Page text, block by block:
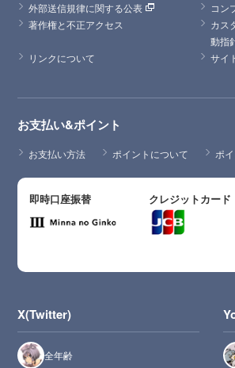
外部送信規律に関する公表
コン
著作権と不正アクセス
カス
動指
リンクについて
サイ
お支払い&ポイント
お支払い方法 ポイントについて ポ
即時口座振替 クレジットカード
X(Twitter)
全年齢